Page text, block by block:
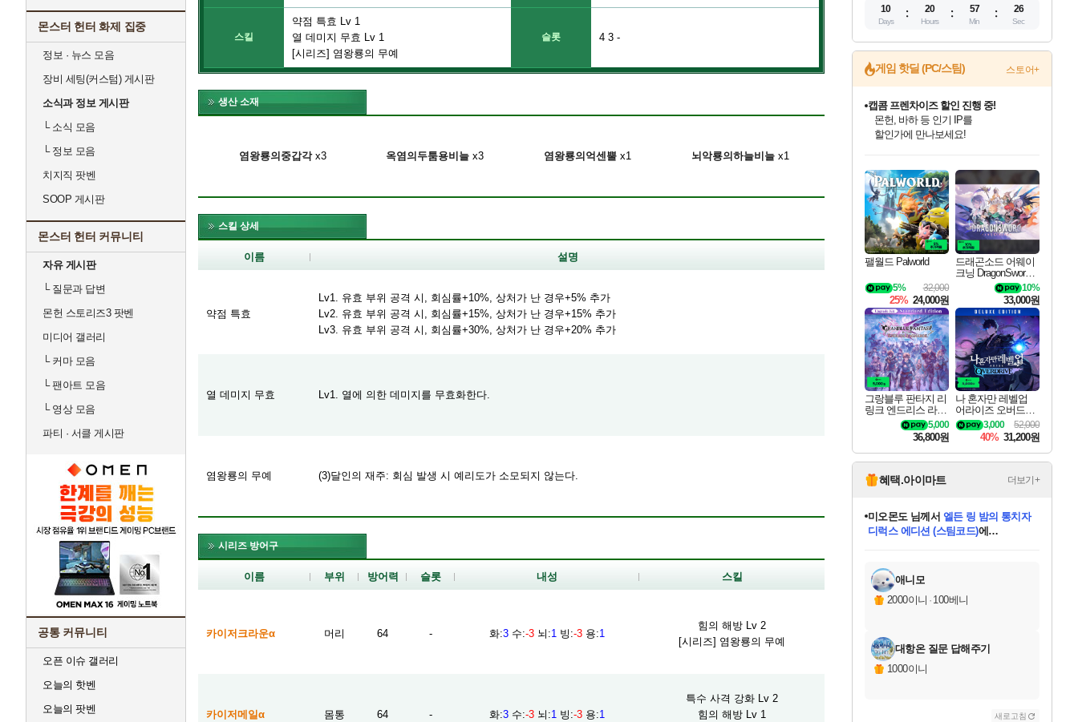
몬스터 헌터 화제 집중
정보 · 뉴스 모음
장비 세팅(커스텀) 게시판
소식과 정보 게시판
└소식 모음
└정보 모음
치지직 팟벤
SOOP 게시판
몬스터 헌터 커뮤니티
자유 게시판
└질문과 답변
몬헌 스토리즈3 팟벤
미디어 갤러리
└커마 모음
└팬아트 모음
└영상 모음
파티 · 서클 게시판
공통 커뮤니티
오픈 이슈 갤러리
오늘의 핫벤
오늘의 팟벤
스킬
약점 특효 Lv 1
열 데미지 무효 Lv 1
[시리즈] 염왕룡의 무예
슬롯 4 3 -
생산 소재
염왕룡의중갑각x3 옥염의두툼용비늘 x3 염왕룡의억센뿔 x1 뇌악룡의하늘비늘x1
스킬 상세
이름 설명
약점 특효
Lv1. 유효 부위 공격 시, 회심률+10%, 상처가 난 경우+5% 추가
Lv2. 유효 부위 공격 시, 회심률+15%, 상처가 난 경우+15% 추가
Lv3. 유효 부위 공격 시, 회심률+30%, 상처가 난 경우+20% 추가
열 데미지 무효 Lv1. 열에 의한 데미지를 무효화한다.
염왕룡의 무예 (3)달인의 재주: 회심 발생 시 예리도가 소모되지 않는다.
시리즈 방어구
이름 부위 방어력 슬롯 내성 스킬
카이저크라운α 머리 64 - 화:3 수:-3 뇌 :1 빙 :-3 용:1
힘의 해방 Lv 2
[시리즈] 염왕룡의 무예
카이저메일α 몸통 64 - 화:3 수:-3 뇌 :1 빙 :-3 용:1
특수 사격 강화 Lv 2
힘의 해방 Lv 1
10
Days
20
Hours
57
Min
25
Sec
게임 핫딜 (PC/스팀) 스토어+
최대 90% 할인가를 만나보세요!
네이버혜택과 함께 만나보세요!
50%할인&추가 적립까지!
네이버 포인트 혜택까지!
이니&베니 혜택까지!
네이버 혜택가와 함께 예약하세요!
할인&네이버혜택으로 만나보세요!
네이버페이 혜택과 만나보세요!
40주년 프로모션으로 만나보세요!
캡콤 프렌차이즈 할인 진행 중!
몬헌, 바하 등 인기 IP를
할인가에 만나보세요!
일부 에디션 상시 할인!
혜택으로 예약 판매 중
편안하게 충전하세요
팰월드 Palworld
32,000
5%
25% 24,000원
드래곤소드 어웨이
크닝 DragonSword A
10%
33,000원
그랑블루 판타지 리
링크 엔드리스 라그
나로크 업그레이드
킷 Granblue Fantasy
Relink Endless Ragn
arok Upgrade Kit DL
C
5,000
36,800원
나 혼자만 레벨업
어라이즈 오버드라
이브 디럭스 에디션
Solo Leveling Arise
Overdrive Deluxe Edi
tion
52,000
3,000
40% 31,200원
혜택.아이마트 더보기+
교환.
당첨되셨습니다.
당첨되셨습니다.
당첨되셨습니다.
미오몬도님께서 엘든 링 밤의 통치자
디럭스 에디션 (스팀코드)에
당첨되셨습니다.
당첨되셨습니다.
당첨되셨습니다.
에디션 (스팀코드)
당첨되셨습니다.
애니모
2000이니 · 100베니
대항온 질문 답해주기
1000이니
새로고침